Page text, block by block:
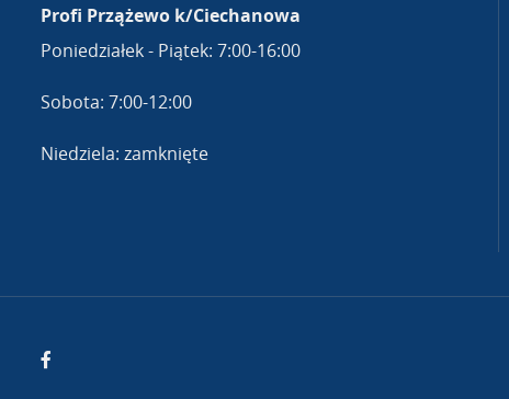
Profi Przążewo k/Ciechanowa
Poniedziałek - Piątek: 7:00-16:00
Sobota: 7:00-12:00
Niedziela: zamknięte